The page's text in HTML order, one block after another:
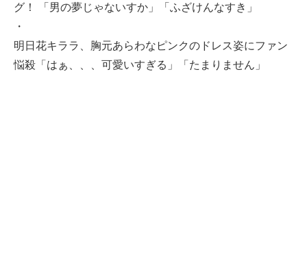
グ！ 「男の夢じゃないすか」「ふざけんなすき」
・
明日花キララ、胸元あらわなピンクのドレス姿にファン
悩殺「はぁ、、、可愛いすぎる」「たまりません」